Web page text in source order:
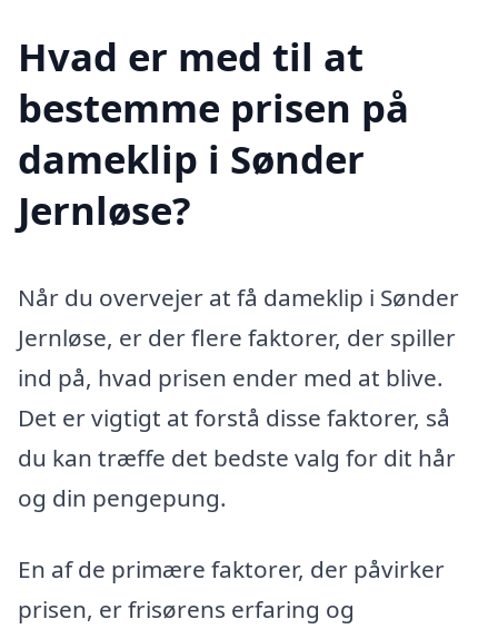
Hvad er med til at
bestemme prisen på
dameklip i Sønder
Jernløse?
Når du overvejer at få dameklip i Sønder
Jernløse, er der flere faktorer, der spiller
ind på, hvad prisen ender med at blive.
Det er vigtigt at forstå disse faktorer, så
du kan træffe det bedste valg for dit hår
og din pengepung.
En af de primære faktorer, der påvirker
prisen, er frisørens erfaring og